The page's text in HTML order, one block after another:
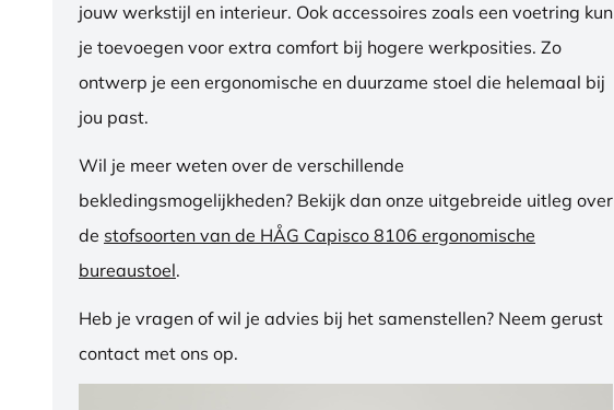
jouw werkstijl en interieur. Ook accessoires zoals een voetring kun
je toevoegen voor extra comfort bij hogere werkposities. Zo
ontwerp je een ergonomische en duurzame stoel die helemaal bij
jou past.
Wil je meer weten over de verschillende
bekledingsmogelijkheden? Bekijk dan onze uitgebreide uitleg over
de stofsoorten van de HÅG Capisco 8106 ergonomische
bureaustoel.
Heb je vragen of wil je advies bij het samenstellen? Neem gerust
contact met ons op.